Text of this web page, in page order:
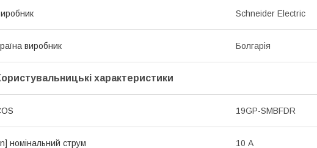
Schneider Electric
виробник Болгарія
характеристики
19GP-SMBFDR
номінальний струм 10 А